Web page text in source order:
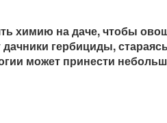
химию на даче, чтобы
гербициды,
может принести